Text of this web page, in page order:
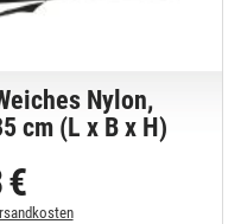
Nylon,
cm (L x B x H)
€